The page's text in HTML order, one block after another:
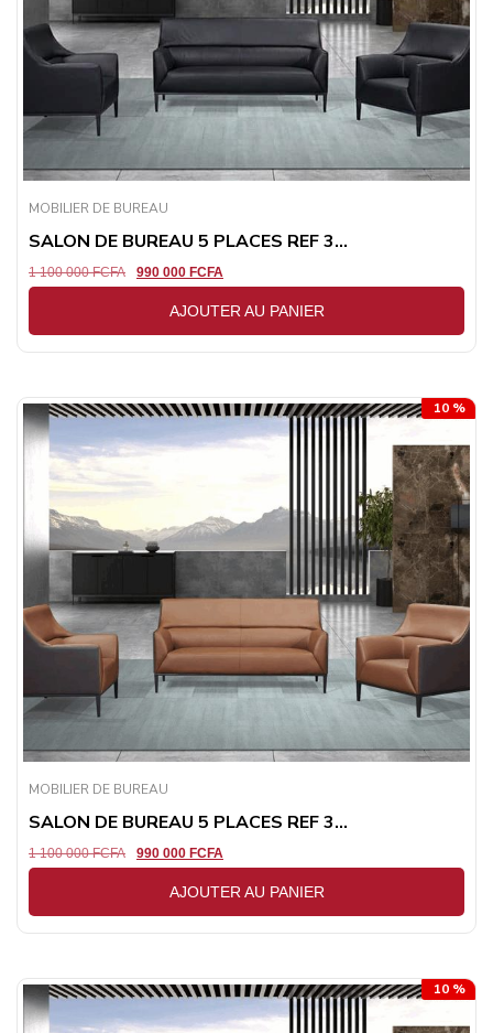
MOBILIER DE BUREAU
SALON DE BUREAU 5 PLACES REF 3...
1 100 000FCFA 990 000 FCFA
AJOUTER AU PANIER
10 %
MOBILIER DE BUREAU
SALON DE BUREAU 5 PLACES REF 3...
1 100 000FCFA 990 000 FCFA
AJOUTER AU PANIER
10 %